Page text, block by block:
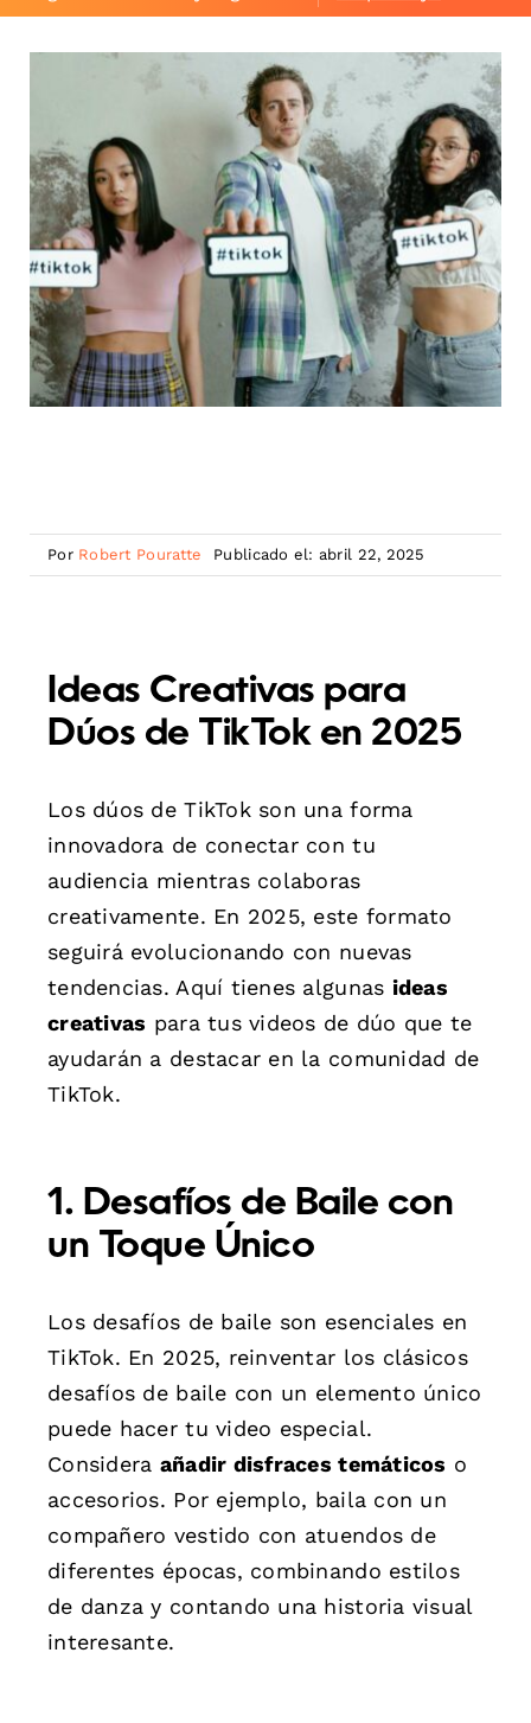
Por Robert Pouratte Publicado el: abril 22, 2025
Ideas Creativas para
Dúos de TikTok en 2025
Los dúos de TikTok son una forma
innovadora de conectar con tu
audiencia mientras colaboras
creativamente. En 2025, este formato
seguirá evolucionando con nuevas
tendencias. Aquí tienes algunas ideas
creativas para tus videos de dúo que te
ayudarán a destacar en la comunidad de
TikTok.
1. Desafíos de Baile con
un Toque Único
Los desafíos de baile son esenciales en
TikTok. En 2025, reinventar los clásicos
desafíos de baile con un elemento único
puede hacer tu video especial.
Considera añadir disfraces temáticos o
accesorios. Por ejemplo, baila con un
compañero vestido con atuendos de
diferentes épocas, combinando estilos
de danza y contando una historia visual
interesante.